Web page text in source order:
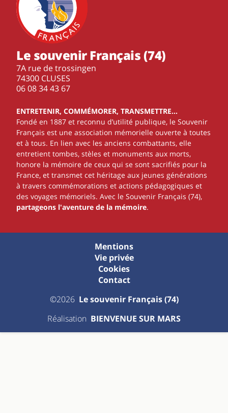
Le souvenir Français (74)
7A rue de trossingen
74300 CLUSES
‭06 08 34 43 67‬
ENTRETENIR, COMMÉMORER, TRANSMETTRE…
Fondé en 1887 et reconnu d’utilité publique, le Souvenir
Français est une association mémorielle ouverte à toutes
et à tous. En lien avec les anciens combattants, elle
entretient tombes, stèles et monuments aux morts,
honore la mémoire de ceux qui se sont sacrifiés pour la
France, et transmet cet héritage aux jeunes générations
à travers commémorations et actions pédagogiques et
des voyages mémoriels. Avec le Souvenir Français (74),
partageons l'aventure de la mémoire.
©2026 Le souvenir Français (74)
Mentions
Vie privée
Cookies
Contact
Réalisation BIENVENUE SUR MARS